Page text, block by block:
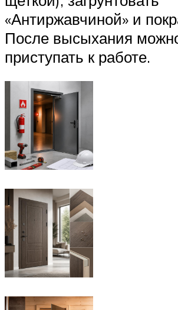
«Антиржавчиной» и
После высыхания
приступать к работе.